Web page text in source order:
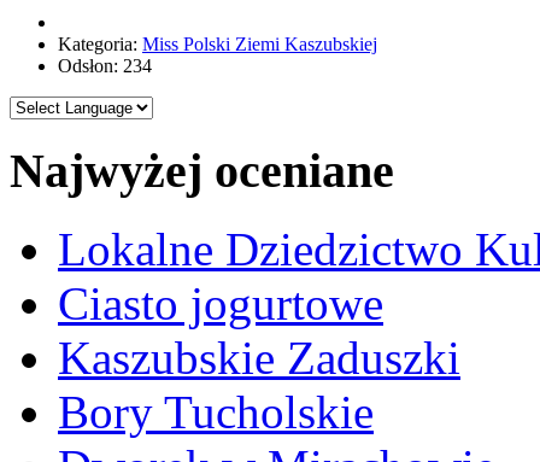
Kategoria: Miss Polski Ziemi Kaszubskiej
Odsłon: 234
Najwyżej oceniane
Lokalne Dziedzictwo
Ciasto jogurtowe
Kaszubskie Zaduszki
Bory Tucholskie